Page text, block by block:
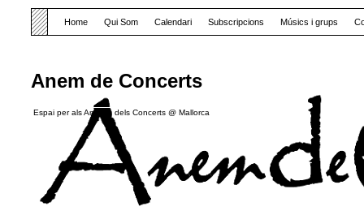
Anem de Concerts
Espai per als Amants dels Concerts @ Mallorca
Home Qui Som Calendari Subscripcions Músics i grups